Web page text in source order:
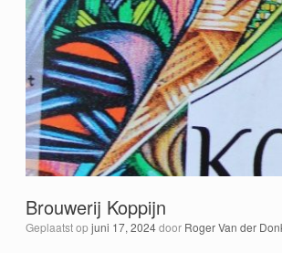
Brouwerij Koppijn
Geplaatst opjuni 17, 2024door Roger Van der